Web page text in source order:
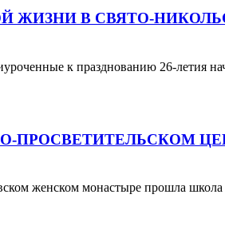
ЖИЗНИ В СВЯТО-
к празднованию 26-летия
женском монастыре прошла